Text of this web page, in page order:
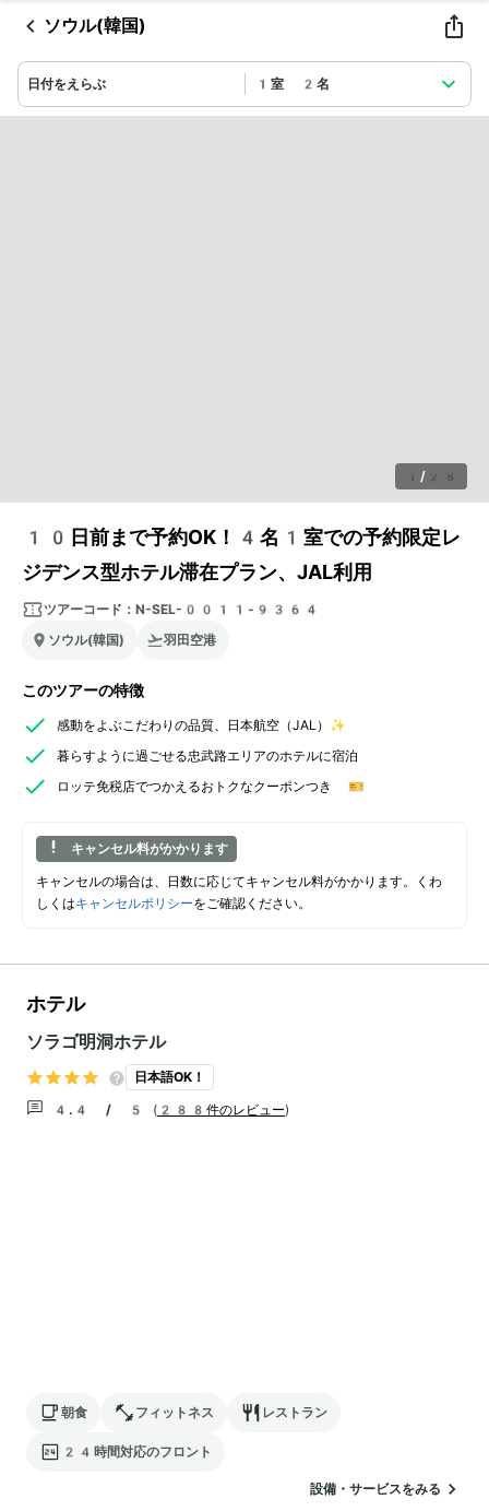
ソウル(韓国)
日付をえらぶ 1室 2名
1 / 28
10日前まで予約OK！4名1室での予約限定レ
ジデンス型ホテル滞在プラン、JAL利用
ツアーコード： N-SEL-0011-9364
ソウル(韓国)
羽田空港
このツアーの特徴
感動をよぶこだわりの品質、日本航空（JAL）✨
暮らすように過ごせる忠武路エリアのホテルに宿泊
ロッテ免税店でつかえるおトクなクーポンつき 🎫
キャンセル料がかかります
キャンセルの場合は、日数に応じてキャンセル料がかかります。くわ
しくはキャンセルポリシーをご確認ください。
ホテル
ソラゴ明洞ホテル
日本語OK！
4.4 / 5 ( 288件のレビュー)
朝食 フィットネス レストラン
24時間対応のフロント
設備・サービスをみる